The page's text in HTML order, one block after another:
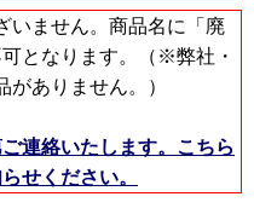
いません。商品名に「廃
となります。（※弊社・
がありません。）
連絡いたします。こちら
せください。